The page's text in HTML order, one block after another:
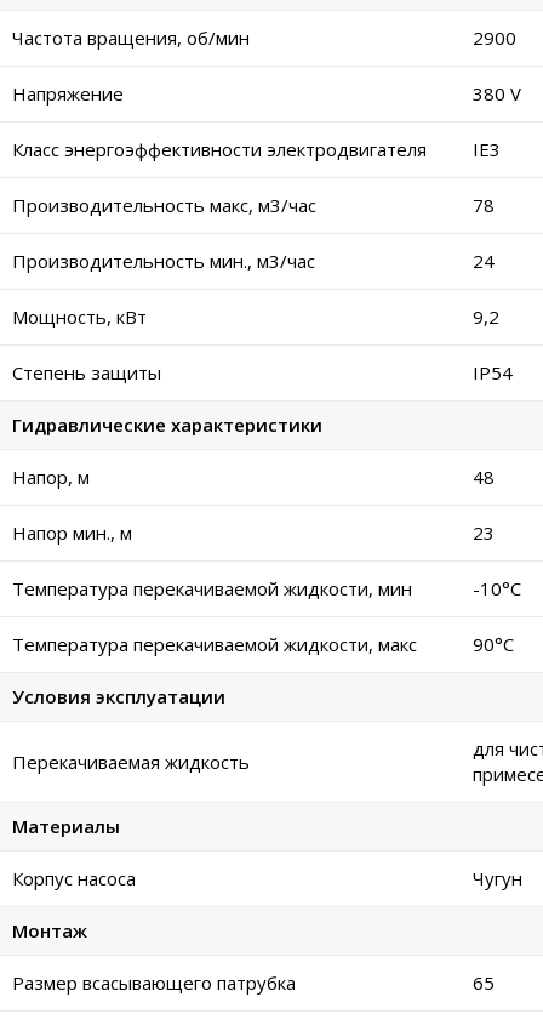
Частота вращения, об/мин 2900
Напряжение 380 V
Класс энергоэффективности электродвигателя IE3
Производительность макс, м3/час 78
Производительность мин., м3/час 24
Мощность, кВт 9,2
Степень защиты IP54
Гидравлические характеристики
Напор, м 48
Напор мин., м 23
Температура перекачиваемой жидкости, мин -10°C
Температура перекачиваемой жидкости, макс 90°C
Условия эксплуатации
Перекачиваемая жидкость
для
Материалы
Корпус насоса Чугун
Монтаж
Размер всасывающего патрубка 65